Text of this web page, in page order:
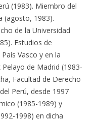
(1983). Miembro del
(agosto, 1983).
de la Universidad
Estudios de
Vasco y en la
de Madrid (1983-
Facultad de Derecho
Perú, desde 1997
(1985-1989) y
1998) en dicha